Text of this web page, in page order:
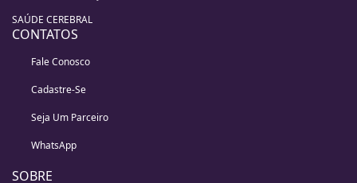
SAÚDE CEREBRAL
CONTATOS
Fale Conosco
Cadastre-Se
Seja Um Parceiro
WhatsApp
SOBRE